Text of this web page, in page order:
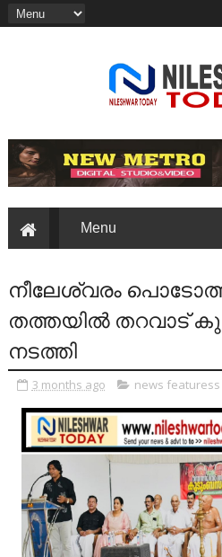
നീലേശ്വരം
തത്തയിൽ തറവാട്
നടത്തി
3 months ago news featuress